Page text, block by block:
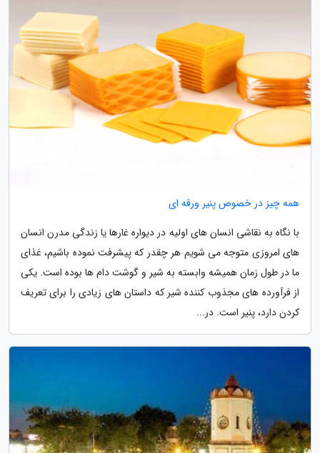
همه چیز در خصوص پنیر ورقه ای
با نگاه به نقاشی انسان های اولیه در دیواره غارها یا زندگی مدرن انسان
های امروزی متوجه می شویم هر چقدر که پیشرفت نموده باشیم، غذای
ما در طول زمان همیشه وابسته به شیر و گوشت دام ها بوده است. یکی
از فرآورده های مجذوب کننده شیر که داستان های زیادی را برای تعریف
کردن دارد، پنیر است. در...